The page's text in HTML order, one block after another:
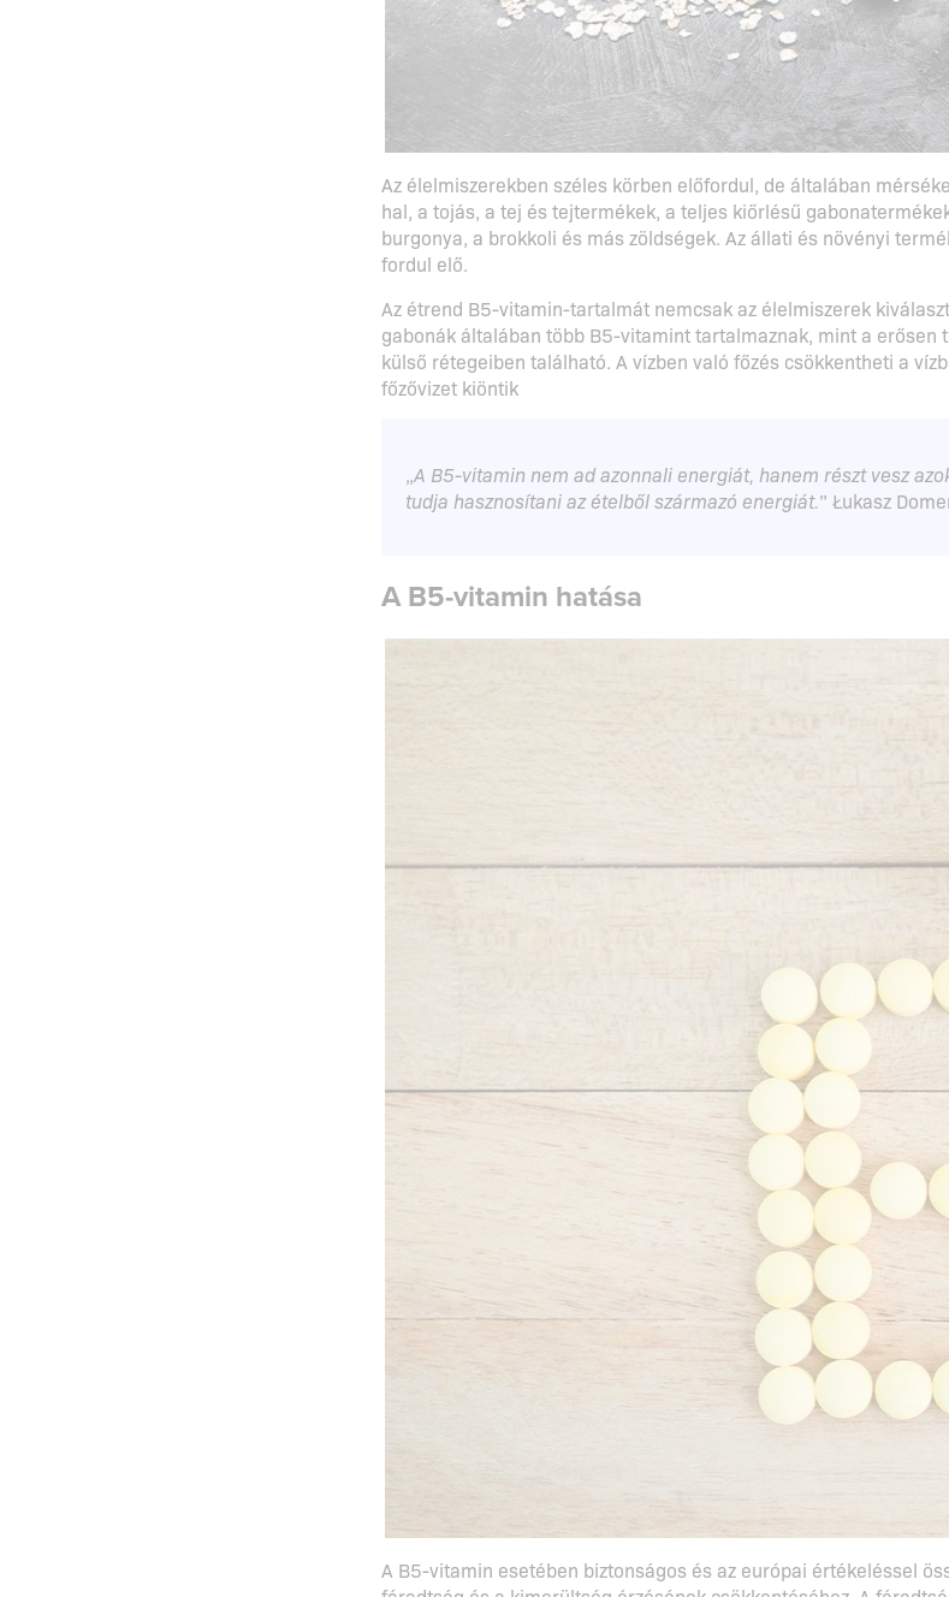
Az élelmiszerekben széles körben előfordul, de általában
hal, a tojás, a tej és tejtermékek, a teljes kiőrlésű
burgonya, a brokkoli és más zöldségek. Az állati és növényi
fordul elő.
Az étrend B5-vitamin-tartalmát nemcsak az élelmiszerek
gabonák általában több B5-vitamint tartalmaznak, mint a
külső rétegeiben található. A vízben való főzés csökkentheti a
főzővizet kiöntik
„A B5-vitamin nem ad azonnali energiát, hanem részt vesz
tudja hasznosítani az ételből származó energiát.” Łukasz
A B5-vitamin hatása
A B5-vitamin esetében biztonságos és az európai értékeléssel